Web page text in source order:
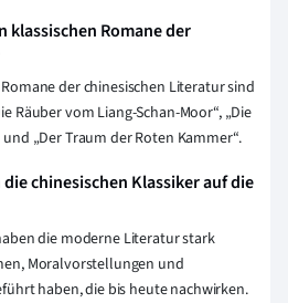
klassischen Romane der
der chinesischen Literatur sind
Räuber vom Liang-Schan-Moor“, „Die
„Der Traum der Roten Kammer“.
chinesischen Klassiker auf die
die moderne Literatur stark
Moralvorstellungen und
haben, die bis heute nachwirken.